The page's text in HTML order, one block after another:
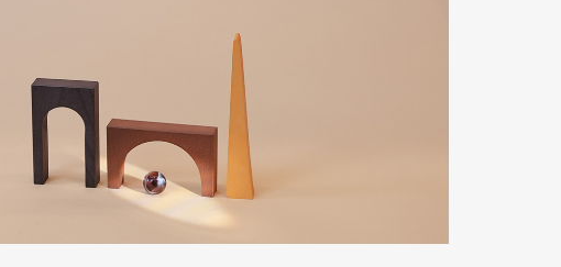
製品概要
招待制待合室
Queue-itの仕組み
ユーザー体験
ボット・不正対策
モニタリングとレポート
実装方法(英語)
Eコマース
チケット販売
公共部門
教育機関
金融機関
リソース
技術者向けページ(英語)
ホワイトペーパー